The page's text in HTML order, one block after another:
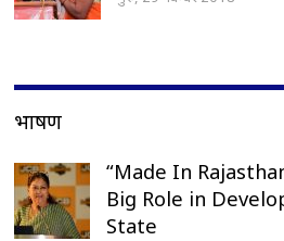
भाषण
“Made In
Big Role in
State